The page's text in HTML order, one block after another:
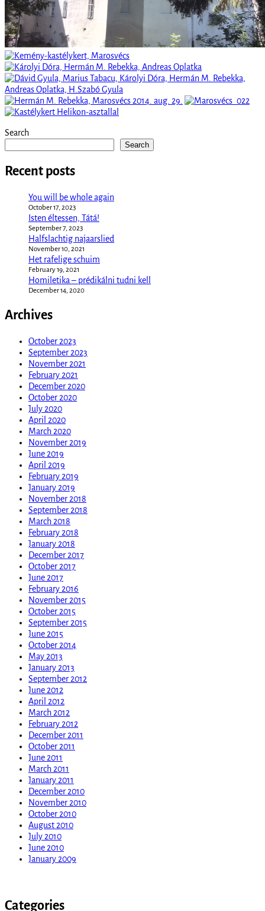
Search
Search
Recent posts
You will be whole again
October 17, 2023
Isten éltessen, Tátá!
September 7, 2023
Halfslachtig najaarslied
November 10, 2021
Het rafelige schuim
February 19, 2021
Homiletika – prédikálni tudni kell
December 14, 2020
Archives
October 2023
September 2023
November 2021
February 2021
December 2020
October 2020
July 2020
April 2020
March 2020
November 2019
June 2019
April 2019
February 2019
January 2019
November 2018
September 2018
March 2018
February 2018
January 2018
December 2017
October 2017
June 2017
February 2016
November 2015
October 2015
September 2015
June 2015
October 2014
May 2013
January 2013
September 2012
June 2012
April 2012
March 2012
February 2012
December 2011
October 2011
June 2011
March 2011
January 2011
December 2010
November 2010
October 2010
August 2010
July 2010
June 2010
January 2009
Categories